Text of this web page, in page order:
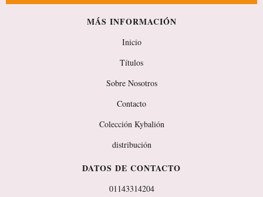
MÁS INFORMACIÓN
Inicio
Títulos
Sobre Nosotros
Contacto
Colección Kybalión
distribución
DATOS DE CONTACTO
01143314204